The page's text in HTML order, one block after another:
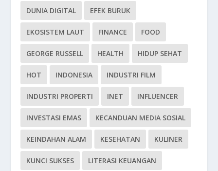
DUNIA DIGITAL EFEK BURUK
EKOSISTEM LAUT FINANCE FOOD
GEORGE RUSSELL HEALTH HIDUP SEHAT
HOT INDONESIA INDUSTRI FILM
INDUSTRI PROPERTI INET INFLUENCER
INVESTASI EMAS KECANDUAN MEDIA SOSIAL
KEINDAHAN ALAM KESEHATAN KULINER
KUNCI SUKSES LITERASI KEUANGAN